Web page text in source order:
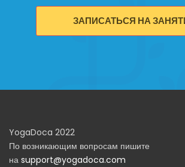
ЗАПИСАТЬСЯ НА
YogaDoca 2022
По возникающим вопросам пишите
на support@yogadoca.com